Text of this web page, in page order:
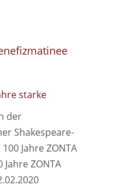
starke
der
Shakespeare-
Jahre ZONTA
ZONTA